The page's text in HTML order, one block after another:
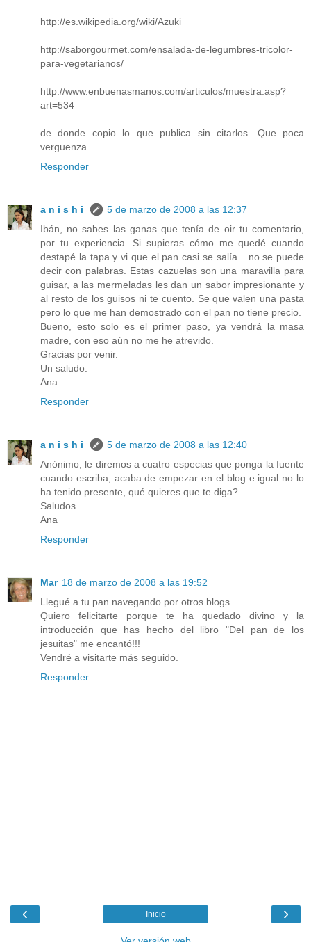
http://es.wikipedia.org/wiki/Azuki
http://saborgourmet.com/ensalada-de-legumbres-tricolor-
para-vegetarianos/
http://www.enbuenasmanos.com/articulos/muestra.asp?
art=534
de donde copio lo que publica sin citarlos. Que poca
verguenza.
Responder
a n i s h i
5 de marzo de 2008 a las 12:37
Ibán, no sabes las ganas que tenía de oir tu comentario,
por tu experiencia. Si supieras cómo me quedé cuando
destapé la tapa y vi que el pan casi se salía....no se puede
decir con palabras. Estas cazuelas son una maravilla para
guisar, a las mermeladas les dan un sabor impresionante y
al resto de los guisos ni te cuento. Se que valen una pasta
pero lo que me han demostrado con el pan no tiene precio.
Bueno, esto solo es el primer paso, ya vendrá la masa
madre, con eso aún no me he atrevido.
Gracias por venir.
Un saludo.
Ana
Responder
a n i s h i
5 de marzo de 2008 a las 12:40
Anónimo, le diremos a cuatro especias que ponga la fuente
cuando escriba, acaba de empezar en el blog e igual no lo
ha tenido presente, qué quieres que te diga?.
Saludos.
Ana
Responder
Mar 18 de marzo de 2008 a las 19:52
Llegué a tu pan navegando por otros blogs.
Quiero felicitarte porque te ha quedado divino y la
introducción que has hecho del libro "Del pan de los
jesuitas" me encantó!!!
Vendré a visitarte más seguido.
Responder
‹ ›
Inicio